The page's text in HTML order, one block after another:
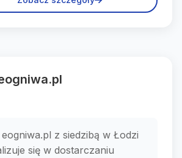
z siedzibą w Łodzi
się w dostarczaniu